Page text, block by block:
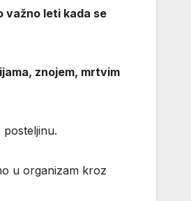
važno leti kada se
znojem, mrtvim
u organizam kroz